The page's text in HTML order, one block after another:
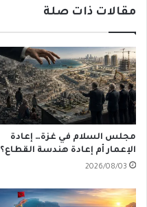
مقالات ذات صلة
مجلس السلام في غزة… إعادة
الإعمار أم إعادة هندسة القطاع؟
2026/08/03